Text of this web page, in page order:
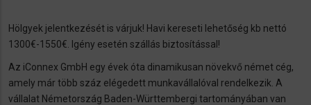
Hölgyek jelentkezését is várjuk! Havi kereseti lehetőség kb nettó
1300€-1550€. Igény esetén szállás biztosítással!
Az iConnex GmbH egy évek óta dinamikusan növekvő német cég,
amely már több száz elégedett munkavállalóval rendelkezik. A
vállalat Németország Baden-Württembergi tartományában van